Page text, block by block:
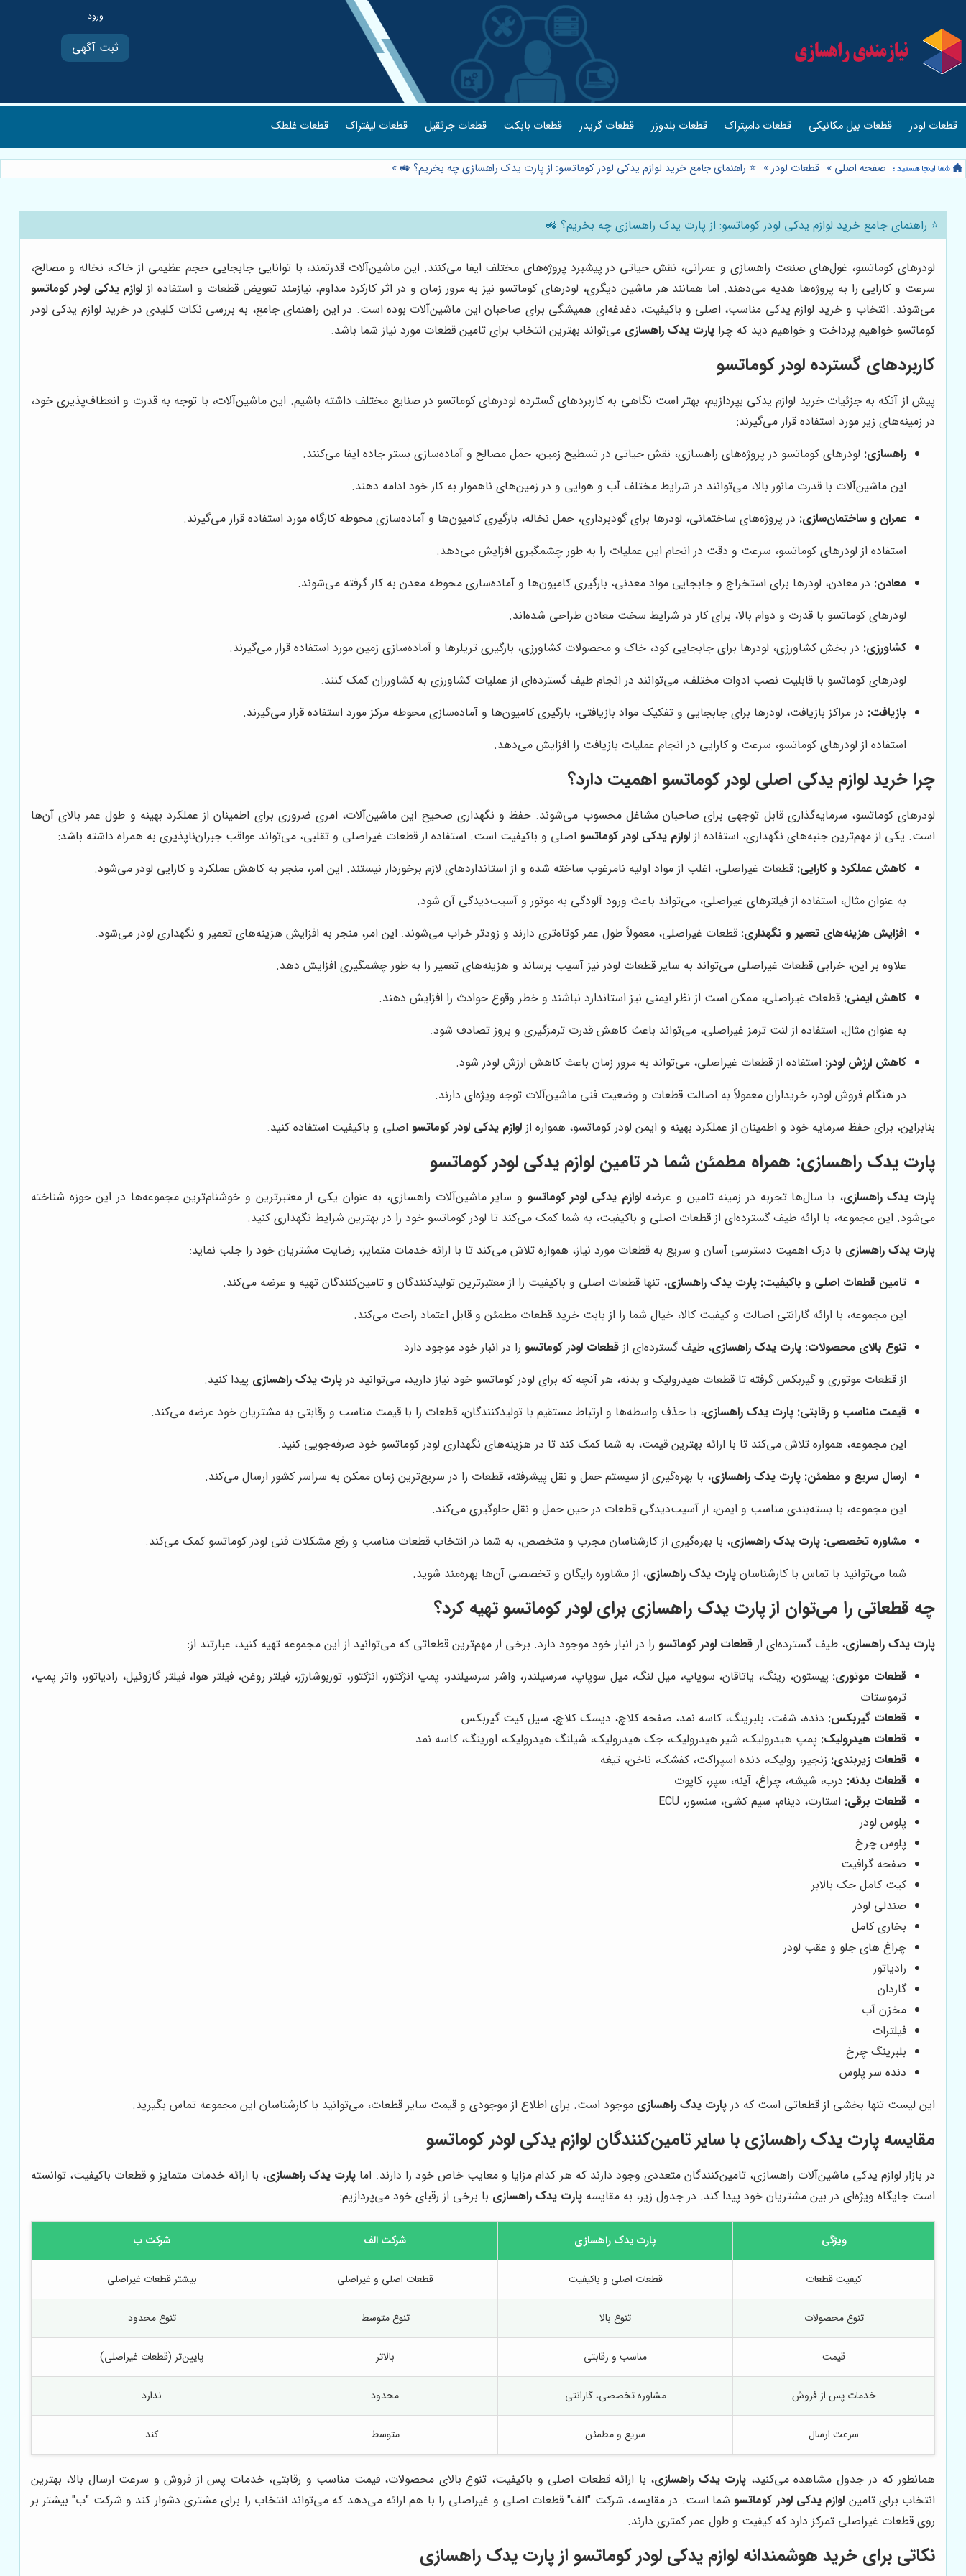
ثبت آگهی
قطعات لودر قطعات بیل مکانیکی قطعات دامپتراک قطعات بلدوزر قطعات گریدر قطعات بابکت قطعات جرثقیل قطعات لیفتراک قطعات غلطک
صفحه اصلی » قطعات لودر» ⭐️ راهنمای جامع خرید لوازم یدکی لودر کوماتسو: از پارت یدک راهسازی چه بخریم؟ 🚜 »
⭐️ راهنمای جامع خرید لوازم یدکی لودر کوماتسو: از پارت یدک راهسازی چه بخریم؟ 🚜
لودرهای کوماتسو، غول‌های صنعت راهسازی و عمرانی، نقش حیاتی در پیشبرد پروژه‌های مختلف ایفا می‌کنند. این ماشین‌آلات قدرتمند، با توانایی جابجایی حجم عظیمی از خاک، نخاله و مصالح،
سرعت و کارایی را به پروژه‌ها هدیه می‌دهند. اما همانند هر ماشین دیگری، لودرهای کوماتسو نیز به مرور زمان و در اثر کارکرد مداوم، نیازمند تعویض قطعات و استفاده از لوازم یدکی لودر کوماتسو
می‌شوند. انتخاب و خرید لوازم یدکی مناسب، اصلی و باکیفیت، دغدغه‌ای همیشگی برای صاحبان این ماشین‌آلات بوده است. در این راهنمای جامع، به بررسی نکات کلیدی در خرید لوازم یدکی لودر
کوماتسو خواهیم پرداخت و خواهیم دید که چرا پارت یدک راهسازی می‌تواند بهترین انتخاب برای تامین قطعات مورد نیاز شما باشد.
کاربردهای گسترده لودر کوماتسو
پیش از آنکه به جزئیات خرید لوازم یدکی بپردازیم، بهتر است نگاهی به کاربردهای گسترده لودرهای کوماتسو در صنایع مختلف داشته باشیم. این ماشین‌آلات، با توجه به قدرت و انعطاف‌پذیری خود،
در زمینه‌های زیر مورد استفاده قرار می‌گیرند:
راهسازی: لودرهای کوماتسو در پروژه‌های راهسازی، نقش حیاتی در تسطیح زمین، حمل مصالح و آماده‌سازی بستر جاده ایفا می‌کنند.
این ماشین‌آلات با قدرت مانور بالا، می‌توانند در شرایط مختلف آب و هوایی و در زمین‌های ناهموار به کار خود ادامه دهند.
عمران و ساختمان‌سازی: در پروژه‌های ساختمانی، لودرها برای گودبرداری، حمل نخاله، بارگیری کامیون‌ها و آماده‌سازی محوطه کارگاه مورد استفاده قرار می‌گیرند.
استفاده از لودرهای کوماتسو، سرعت و دقت در انجام این عملیات را به طور چشمگیری افزایش می‌دهد.
معادن: در معادن، لودرها برای استخراج و جابجایی مواد معدنی، بارگیری کامیون‌ها و آماده‌سازی محوطه معدن به کار گرفته می‌شوند.
لودرهای کوماتسو با قدرت و دوام بالا، برای کار در شرایط سخت معادن طراحی شده‌اند.
کشاورزی: در بخش کشاورزی، لودرها برای جابجایی کود، خاک و محصولات کشاورزی، بارگیری تریلرها و آماده‌سازی زمین مورد استفاده قرار می‌گیرند.
لودرهای کوماتسو با قابلیت نصب ادوات مختلف، می‌توانند در انجام طیف گسترده‌ای از عملیات کشاورزی به کشاورزان کمک کنند.
بازیافت: در مراکز بازیافت، لودرها برای جابجایی و تفکیک مواد بازیافتی، بارگیری کامیون‌ها و آماده‌سازی محوطه مرکز مورد استفاده قرار می‌گیرند.
استفاده از لودرهای کوماتسو، سرعت و کارایی در انجام عملیات بازیافت را افزایش می‌دهد.
چرا خرید لوازم یدکی اصلی لودر کوماتسو اهمیت دارد؟
لودرهای کوماتسو، سرمایه‌گذاری قابل توجهی برای صاحبان مشاغل محسوب می‌شوند. حفظ و نگهداری صحیح این ماشین‌آلات، امری ضروری برای اطمینان از عملکرد بهینه و طول عمر بالای آن‌ها
است. یکی از مهم‌ترین جنبه‌های نگهداری، استفاده از لوازم یدکی لودر کوماتسو اصلی و باکیفیت است. استفاده از قطعات غیراصلی و تقلبی، می‌تواند عواقب جبران‌ناپذیری به همراه داشته باشد:
کاهش عملکرد و کارایی: قطعات غیراصلی، اغلب از مواد اولیه نامرغوب ساخته شده و از استانداردهای لازم برخوردار نیستند. این امر، منجر به کاهش عملکرد و کارایی لودر می‌شود.
به عنوان مثال، استفاده از فیلترهای غیراصلی، می‌تواند باعث ورود آلودگی به موتور و آسیب‌دیدگی آن شود.
افزایش هزینه‌های تعمیر و نگهداری: قطعات غیراصلی، معمولاً طول عمر کوتاه‌تری دارند و زودتر خراب می‌شوند. این امر، منجر به افزایش هزینه‌های تعمیر و نگهداری لودر می‌شود.
علاوه بر این، خرابی قطعات غیراصلی می‌تواند به سایر قطعات لودر نیز آسیب برساند و هزینه‌های تعمیر را به طور چشمگیری افزایش دهد.
کاهش ایمنی: قطعات غیراصلی، ممکن است از نظر ایمنی نیز استاندارد نباشند و خطر وقوع حوادث را افزایش دهند.
به عنوان مثال، استفاده از لنت ترمز غیراصلی، می‌تواند باعث کاهش قدرت ترمزگیری و بروز تصادف شود.
کاهش ارزش لودر: استفاده از قطعات غیراصلی، می‌تواند به مرور زمان باعث کاهش ارزش لودر شود.
در هنگام فروش لودر، خریداران معمولاً به اصالت قطعات و وضعیت فنی ماشین‌آلات توجه ویژه‌ای دارند.
بنابراین، برای حفظ سرمایه خود و اطمینان از عملکرد بهینه و ایمن لودر کوماتسو، همواره از لوازم یدکی لودر کوماتسو اصلی و باکیفیت استفاده کنید.
پارت یدک راهسازی: همراه مطمئن شما در تامین لوازم یدکی لودر کوماتسو
پارت یدک راهسازی، با سال‌ها تجربه در زمینه تامین و عرضهلوازم یدکی لودر کوماتسو و سایر ماشین‌آلات راهسازی، به عنوان یکی از معتبرترین و خوشنام‌ترین مجموعه‌ها در این حوزه شناخته
می‌شود. این مجموعه، با ارائه طیف گسترده‌ای از قطعات اصلی و باکیفیت، به شما کمک می‌کند تا لودر کوماتسو خود را در بهترین شرایط نگهداری کنید.
پارت یدک راهسازی با درک اهمیت دسترسی آسان و سریع به قطعات مورد نیاز، همواره تلاش می‌کند تا با ارائه خدمات متمایز، رضایت مشتریان خود را جلب نماید:
تامین قطعات اصلی و باکیفیت: پارت یدک راهسازی، تنها قطعات اصلی و باکیفیت را از معتبرترین تولیدکنندگان و تامین‌کنندگان تهیه و عرضه می‌کند.
این مجموعه، با ارائه گارانتی اصالت و کیفیت کالا، خیال شما را از بابت خرید قطعات مطمئن و قابل اعتماد راحت می‌کند.
تنوع بالای محصولات: پارت یدک راهسازی، طیف گسترده‌ای از قطعات لودر کوماتسورا در انبار خود موجود دارد.
از قطعات موتوری و گیربکس گرفته تا قطعات هیدرولیک و بدنه، هر آنچه که برای لودر کوماتسو خود نیاز دارید، می‌توانید در پارت یدک راهسازی پیدا کنید.
قیمت مناسب و رقابتی: پارت یدک راهسازی، با حذف واسطه‌ها و ارتباط مستقیم با تولیدکنندگان، قطعات را با قیمت مناسب و رقابتی به مشتریان خود عرضه می‌کند.
این مجموعه، همواره تلاش می‌کند تا با ارائه بهترین قیمت، به شما کمک کند تا در هزینه‌های نگهداری لودر کوماتسو خود صرفه‌جویی کنید.
ارسال سریع و مطمئن: پارت یدک راهسازی، با بهره‌گیری از سیستم حمل و نقل پیشرفته، قطعات را در سریع‌ترین زمان ممکن به سراسر کشور ارسال می‌کند.
این مجموعه، با بسته‌بندی مناسب و ایمن، از آسیب‌دیدگی قطعات در حین حمل و نقل جلوگیری می‌کند.
مشاوره تخصصی: پارت یدک راهسازی، با بهره‌گیری از کارشناسان مجرب و متخصص، به شما در انتخاب قطعات مناسب و رفع مشکلات فنی لودر کوماتسو کمک می‌کند.
شما می‌توانید با تماس با کارشناسان پارت یدک راهسازی، از مشاوره رایگان و تخصصی آن‌ها بهره‌مند شوید.
چه قطعاتی را می‌توان ازپارت یدک راهسازی برای لودر کوماتسو تهیه کرد؟
پارت یدک راهسازی، طیف گسترده‌ای از قطعات لودر کوماتسورا در انبار خود موجود دارد. برخی از مهم‌ترین قطعاتی که می‌توانید از این مجموعه تهیه کنید، عبارتند از:
قطعات موتوری: پیستون، رینگ، یاتاقان، سوپاپ، میل لنگ، میل سوپاپ، سرسیلندر، واشر سرسیلندر، پمپ انژکتور، انژکتور، توربوشارژر، فیلتر روغن، فیلتر هوا، فیلتر گازوئیل، رادیاتور، واتر پمپ،
ترموستات
قطعات گیربکس: دنده، شفت، بلبرینگ، کاسه نمد، صفحه کلاچ، دیسک کلاچ، سیل کیت گیربکس
قطعات هیدرولیک: پمپ هیدرولیک، شیر هیدرولیک، جک هیدرولیک، شیلنگ هیدرولیک، اورینگ، کاسه نمد
قطعات زیربندی: زنجیر، رولیک، دنده اسپراکت، کفشک، ناخن، تیغه
قطعات بدنه: درب، شیشه، چراغ، آینه، سپر، کاپوت
قطعات برقی: استارت، دینام، سیم کشی، سنسور، ECU
پلوس لودر
پلوس چرخ
صفحه گرافیت
کیت کامل جک بالابر
صندلی لودر
بخاری کامل
چراغ های جلو و عقب لودر
رادیاتور
گاردان
مخزن آب
فیلترات
بلبرینگ چرخ
دنده سر پلوس
این لیست تنها بخشی از قطعاتی است که در پارت یدک راهسازی موجود است. برای اطلاع از موجودی و قیمت سایر قطعات، می‌توانید با کارشناسان این مجموعه تماس بگیرید.
مقایسه پارت یدک راهسازی با سایر تامین‌کنندگان لوازم یدکی لودر کوماتسو
در بازار لوازم یدکی ماشین‌آلات راهسازی، تامین‌کنندگان متعددی وجود دارند که هر کدام مزایا و معایب خاص خود را دارند. اما پارت یدک راهسازی، با ارائه خدمات متمایز و قطعات باکیفیت، توانسته
است جایگاه ویژه‌ای در بین مشتریان خود پیدا کند. در جدول زیر، به مقایسه پارت یدک راهسازی با برخی از رقبای خود می‌پردازیم:
ویژگی پارت یدک راهسازی شرکت الف شرکت ب
کیفیت قطعات قطعات اصلی و باکیفیت قطعات اصلی و غیراصلی بیشتر قطعات غیراصلی
تنوع محصولات تنوع بالا تنوع متوسط تنوع محدود
قیمت مناسب و رقابتی بالاتر پایین‌تر (قطعات غیراصلی)
خدمات پس از فروش مشاوره تخصصی، گارانتی محدود ندارد
سرعت ارسال سریع و مطمئن متوسط کند
همانطور که در جدول مشاهده می‌کنید، پارت یدک راهسازی، با ارائه قطعات اصلی و باکیفیت، تنوع بالای محصولات، قیمت مناسب و رقابتی، خدمات پس از فروش و سرعت ارسال بالا، بهترین
انتخاب برای تامین لوازم یدکی لودر کوماتسوشما است. در مقایسه، شرکت "الف" قطعات اصلی و غیراصلی را با هم ارائه می‌دهد که می‌تواند انتخاب را برای مشتری دشوار کند و شرکت "ب" بیشتر بر
روی قطعات غیراصلی تمرکز دارد که کیفیت و طول عمر کمتری دارند.
نکاتی برای خرید هوشمندانه لوازم یدکی لودر کوماتسو ازپارت یدک راهسازی